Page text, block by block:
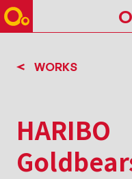
WORKS
HARIBO